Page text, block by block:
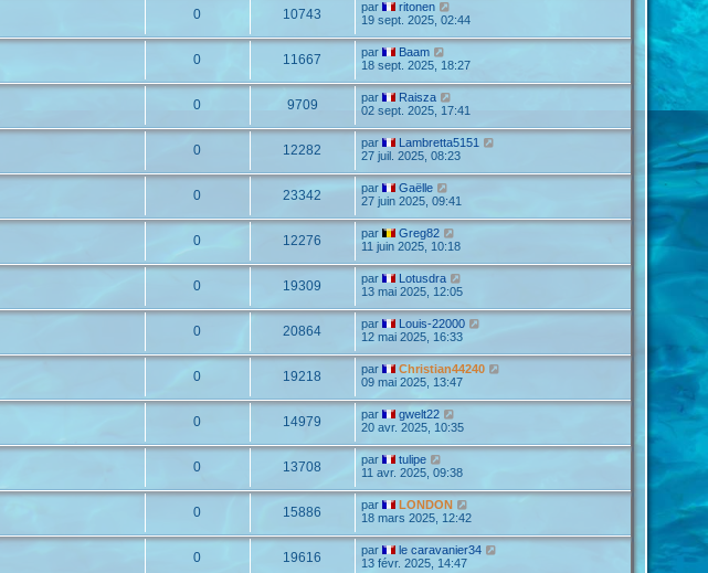
0 10743 par
ritonen
19 sept. 2025, 02:44
0 11667 par
Baam
18 sept. 2025, 18:27
0 9709 par
Raisza
02 sept. 2025, 17:41
0 12282 par
Lambretta5151
27 juil. 2025, 08:23
0 23342 par
Gaëlle
27 juin 2025, 09:41
0 12276 par
Greg82
11 juin 2025, 10:18
0 19309 par
Lotusdra
13 mai 2025, 12:05
0 20864 par
Louis-22000
12 mai 2025, 16:33
0 19218 par
Christian44240
09 mai 2025, 13:47
0 14979 par
gwelt22
20 avr. 2025, 10:35
0 13708 par
tulipe
11 avr. 2025, 09:38
0 15886 par
LONDON
18 mars 2025, 12:42
0 19616 par
le caravanier34
13 févr. 2025, 14:47